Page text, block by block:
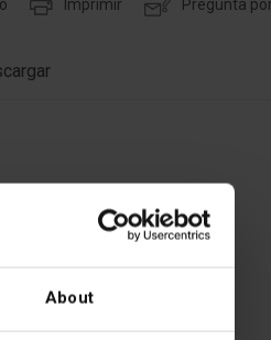
About
Imprimir Pregunta